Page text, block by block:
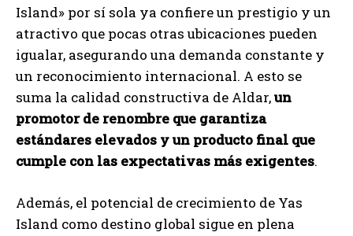
Island» por sí sola ya confiere un prestigio y un
atractivo que pocas otras ubicaciones pueden
igualar, asegurando una demanda constante y
un reconocimiento internacional. A esto se
suma la calidad constructiva de Aldar,un
promotor de renombre que garantiza
estándares elevados y un producto final que
cumple con las expectativas más exigentes.
Además, el potencial de crecimiento de Yas
Island como destino global sigue en plena